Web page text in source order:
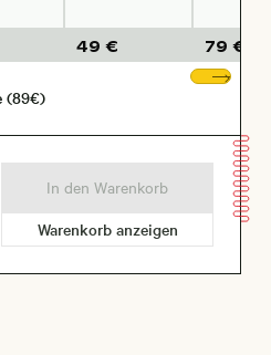
49 €
79 €
(89€)
In den Warenkorb
Warenkorb anzeigen